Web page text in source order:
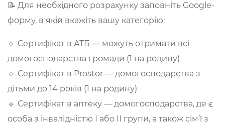
📝 Для необхідного розрахунку заповніть Google-
форму, в якій вкажіть вашу категорію:
🔹 Сертифікат в АТБ — можуть отримати всі
домогосподарства громади (1 на родину)
🔹 Сертифікат в Prostor — домогосподарства з
дітьми до 14 років (1 на родину)
🔹 Сертифікат в аптеку — домогосподарства, де є
особа з інвалідністю І або ІІ групи, а також сім’ї з